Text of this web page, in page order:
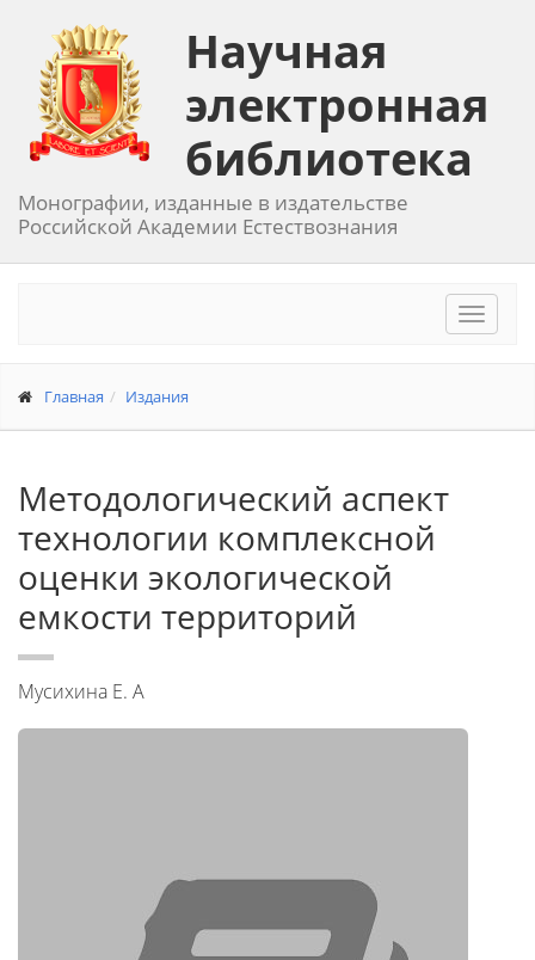
Научная
электронная
библиотека
Монографии, изданные в издательстве
Российской Академии Естествознания
Toggle
Главная Издания
Методологический аспект
технологии комплексной
оценки экологической
емкости территорий
Мусихина Е. А